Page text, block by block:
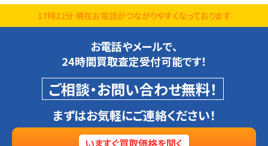
17時22分 現在お電話がつながりやすくなっております
お電話やメールで、
24時間買取査定受付可能です！
ご相談・お問い合わせ無料！
まずはお気軽にご連絡ください！
いますぐ買取価格を聞く